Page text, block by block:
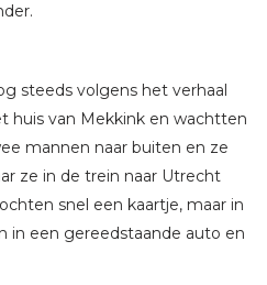
steeds volgens het verhaal
huis van Mekkink en wachtten
mannen naar buiten en ze
ze in de trein naar Utrecht
snel een kaartje, maar in
in een gereedstaande auto en